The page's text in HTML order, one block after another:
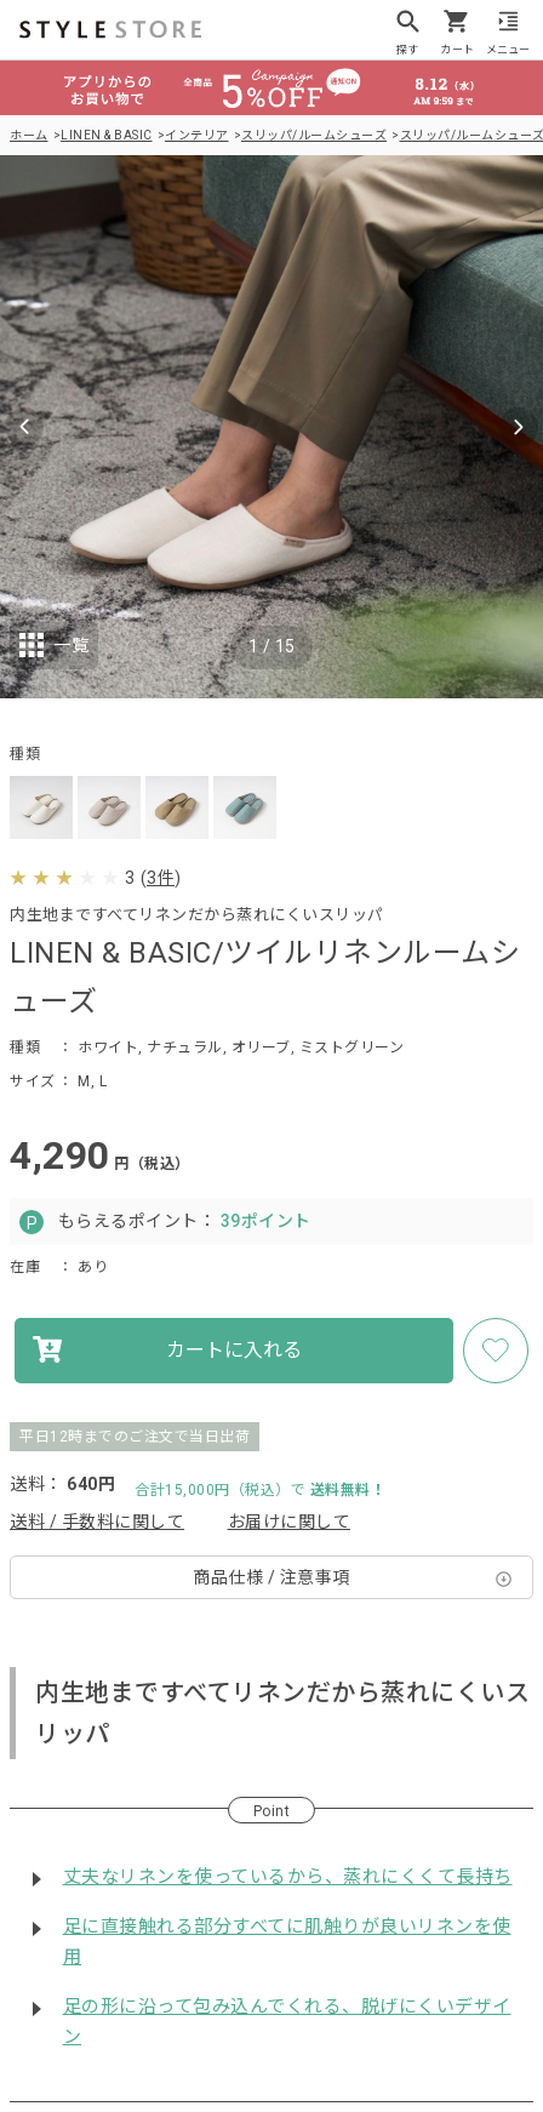
探す カート メニュー
ホーム LINEN & BASIC インテリア スリッパ/ルームシューズ スリッパ/ルームシュー
LINEN & BASIC/ツイルリネンルームシ
ューズ
内生地まですべてリネンだから蒸れにくいスリッパ
種類
： ホワイト, ナチュラル, オリーブ, ミストグリーン
サイズ ： M, L
3 (3件)
4,290 円（税込）
もらえるポイント： 39ポイント
在庫 ： あり
カートに入れる
平日12時までのご注文で当日出荷
送料： 640円 合計15,000円（税込）で 送料無料！
送料 / 手数料に関して お届けに関して
商品仕様 / 注意事項
1/15
一覧
種類
内生地まですべてリネンだから蒸れにくいス
リッパ
Point
丈夫なリネンを使っているから、蒸れにくくて長持ち
足に直接触れる部分すべてに肌触りが良いリネンを使
用
足の形に沿って包み込んでくれる、脱げにくいデザイ
ン